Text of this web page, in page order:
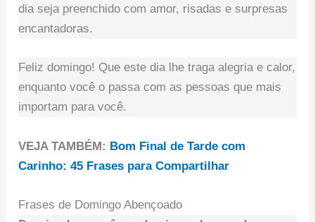
dia seja preenchido com amor, risadas e surpresas
encantadoras.
Feliz domingo! Que este dia lhe traga alegria e calor,
enquanto você o passa com as pessoas que mais
importam para você.
VEJA TAMBÉM: Bom Final de Tarde com
Carinho: 45 Frases para Compartilhar
Frases de Domingo Abençoado